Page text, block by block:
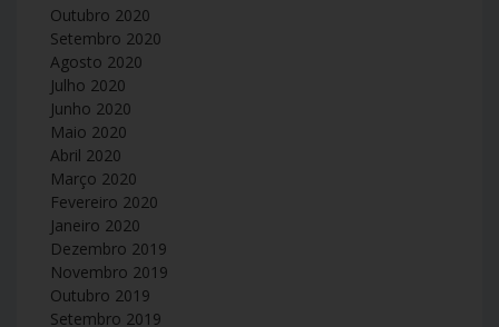
Outubro 2020
Setembro 2020
Agosto 2020
Julho 2020
Junho 2020
Maio 2020
Abril 2020
Março 2020
Fevereiro 2020
Janeiro 2020
Dezembro 2019
Novembro 2019
Outubro 2019
Setembro 2019